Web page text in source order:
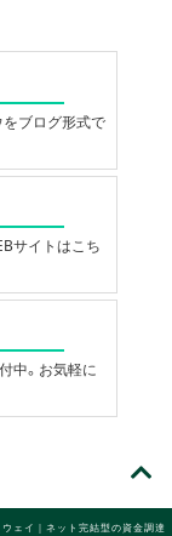
ブログ形式で
サイトはこち
中。お気軽に
ェイ｜ネット完結型の資金調達